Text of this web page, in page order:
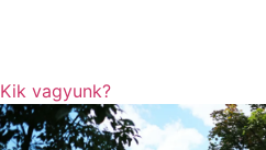
Kik vagyunk?